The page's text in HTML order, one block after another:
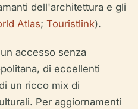
dell'architettura e gli
Atlas; Touristlink).
accesso senza
di eccellenti
un ricco mix di
Per aggiornamenti